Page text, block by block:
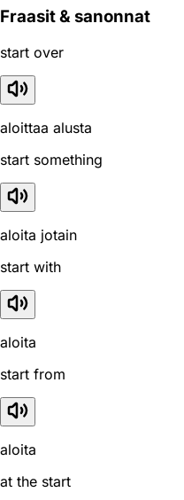
Fraasit & sanonnat
start over
aloittaa alusta
start something
aloita jotain
start with
aloita
start from
aloita
at the start